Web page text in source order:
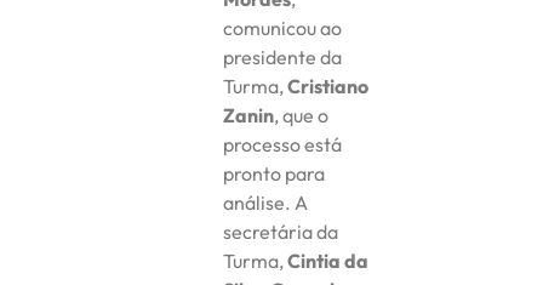
comunicou ao
presidente da
Turma,Cristiano
Zanin, que o
processo está
pronto para
análise. A
secretária da
Turma,Cintia da